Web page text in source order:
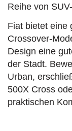
Reihe von
Fiat bietet eine
Crossover-
Design eine
der Stadt.
Urban,
500X Cross
praktischen